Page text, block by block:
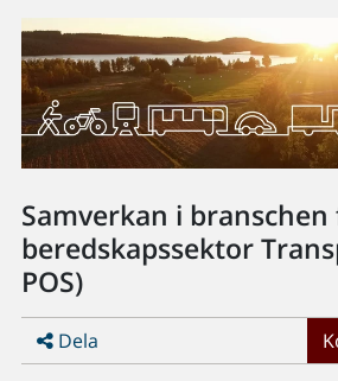
Samverkan i
beredskapssektor
POS)
Dela